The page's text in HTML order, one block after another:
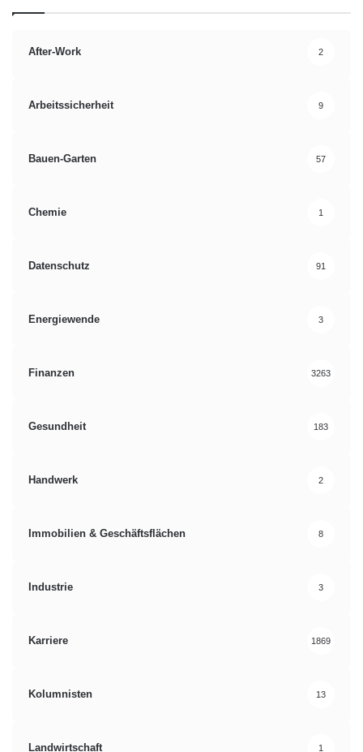
After-Work 2
Arbeitssicherheit 9
Bauen-Garten 57
Chemie 1
Datenschutz 91
Energiewende 3
Finanzen 3263
Gesundheit 183
Handwerk 2
Immobilien & Geschäftsflächen 8
Industrie 3
Karriere 1869
Kolumnisten 13
Landwirtschaft 1